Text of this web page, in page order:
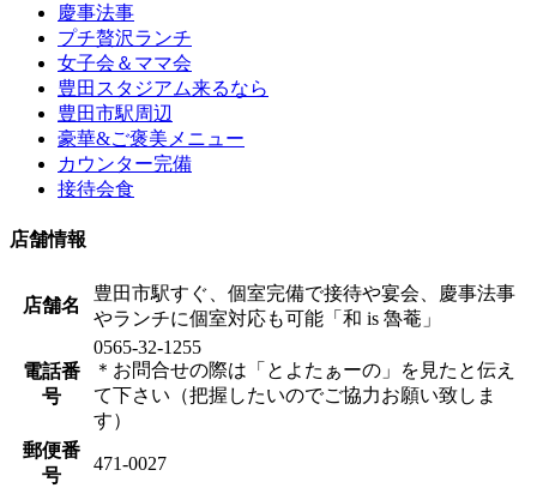
慶事法事
プチ贅沢ランチ
女子会＆ママ会
豊田スタジアム来るなら
豊田市駅周辺
豪華&ご褒美メニュー
カウンター完備
接待会食
店舗情報
店舗名
豊田市駅すぐ、個室完備で接待や宴会、慶事法事
やランチに個室対応も可能「和 is 魯菴」
電話番
号
0565-32-1255
＊お問合せの際は「とよたぁーの」を見たと伝え
て下さい（把握したいのでご協力お願い致しま
す）
郵便番
号
471-0027